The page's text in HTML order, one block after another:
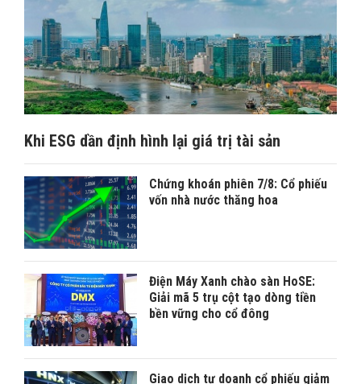
Khi ESG dần định hình lại giá trị tài sản
Chứng khoán phiên 7/8: Cổ phiếu
vốn nhà nước thăng hoa
Điện Máy Xanh chào sàn HoSE:
Giải mã 5 trụ cột tạo dòng tiền
bền vững cho cổ đông
Giao dịch tự doanh cổ phiếu giảm